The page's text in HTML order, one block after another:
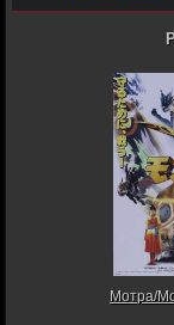
Мотра/